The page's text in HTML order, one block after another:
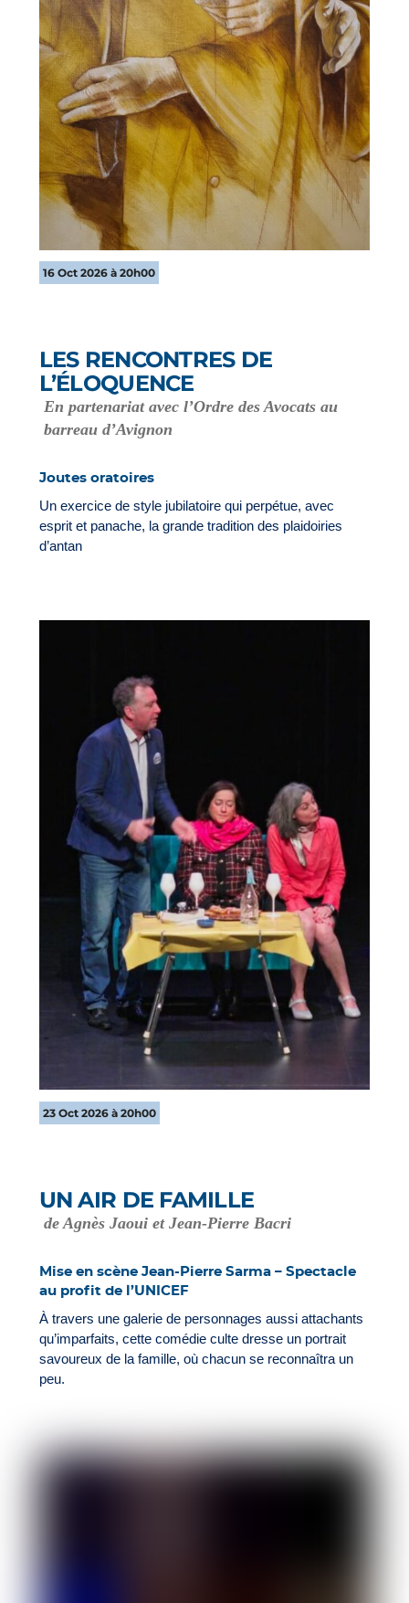
16 Oct 2026 à 20h00
LES RENCONTRES DE
L’ÉLOQUENCE
En partenariat avec l’Ordre des Avocats au
barreau d’Avignon
Joutes oratoires
Un exercice de style jubilatoire qui perpétue, avec
esprit et panache, la grande tradition des plaidoiries
d’antan
23 Oct 2026 à 20h00
UN AIR DE FAMILLE
de Agnès Jaoui et Jean-Pierre Bacri
Mise en scène Jean-Pierre Sarma – Spectacle
au profit de l’UNICEF
À travers une galerie de personnages aussi attachants
qu’imparfaits, cette comédie culte dresse un portrait
savoureux de la famille, où chacun se reconnaîtra un
peu.